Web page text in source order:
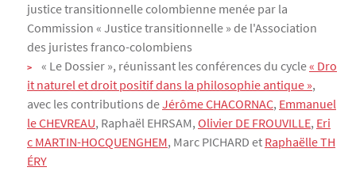
justice transitionnelle colombienne menée par la
Commission « Justice transitionnelle » de l'Association
des juristes franco-colombiens
« Le Dossier », réunissant les conférences du cycle« Dro
it naturel et droit positif dans la philosophie antique »,
avec les contributions deJérôme CHACORNAC, Emmanuel
le CHEVREAU, Raphaël EHRSAM, Olivier DE FROUVILLE, Eri
c MARTIN-HOCQUENGHEM, Marc PICHARD et Raphaëlle TH
ÉRY